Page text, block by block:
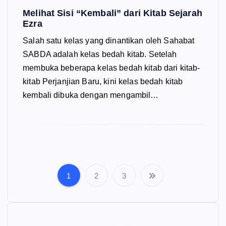
Melihat Sisi “Kembali” dari Kitab Sejarah
Ezra
Salah satu kelas yang dinantikan oleh Sahabat
SABDA adalah kelas bedah kitab. Setelah
membuka beberapa kelas bedah kitab dari kitab-
kitab Perjanjian Baru, kini kelas bedah kitab
kembali dibuka dengan mengambil…
1 2 3